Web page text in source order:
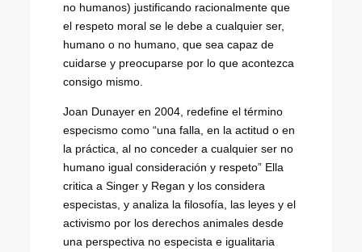
no humanos) justificando racionalmente que
el respeto moral se le debe a cualquier ser,
humano o no humano, que sea capaz de
cuidarse y preocuparse por lo que acontezca
consigo mismo.
Joan Dunayer en 2004, redefine el término
especismo como “una falla, en la actitud o en
la práctica, al no conceder a cualquier ser no
humano igual consideración y respeto” Ella
critica a Singer y Regan y los considera
especistas, y analiza la filosofía, las leyes y el
activismo por los derechos animales desde
una perspectiva no especista e igualitaria